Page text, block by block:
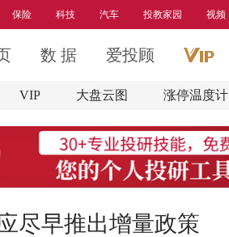
保险 科技 汽车 投教家园 视频
数 据 爱投顾
VIP 大盘云图 涨停温度计
尽早推出增量政策